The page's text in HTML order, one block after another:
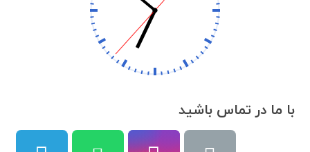
با ما در تماس باشید